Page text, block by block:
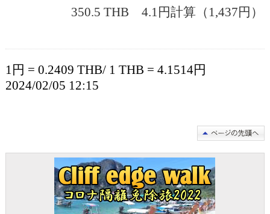
350.5 THB 4.1円計算（1,437円）
1円 = 0.2409 THB/ 1 THB = 4.1514円
2024/02/05 12:15